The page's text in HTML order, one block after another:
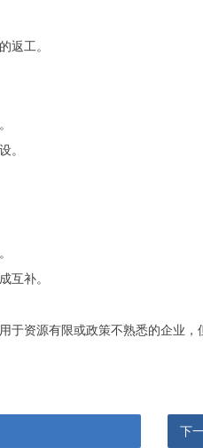
返工。
。
互补。
资源有限或政策不熟悉的企业，
下